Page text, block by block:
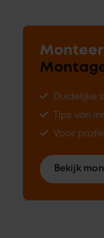
Duidelijke
Tips van
Voor
Bekijk